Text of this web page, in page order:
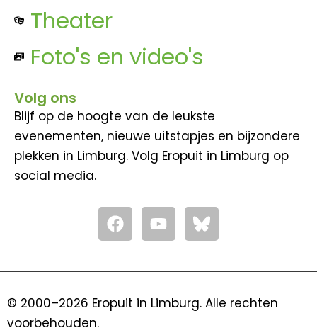
Theater
Foto's en video's
Volg ons
Blijf op de hoogte van de leukste
evenementen, nieuwe uitstapjes en bijzondere
plekken in Limburg. Volg Eropuit in Limburg op
social media.
F
a
c
o
Y
o
u
b
© 2000–2026 Eropuit in Limburg. Alle rechten
voorbehouden.